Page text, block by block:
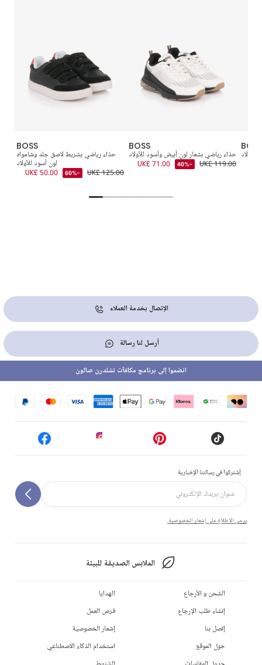
BOSS
حذاء رياضي بشريط لاصق جلد وشامواه
لون أسود للأولاد
UK£ 125.00
-60%
UK£ 50.00
BOSS
حذاء رياضي بشعار لون أبيض وأسود للأولاد
UK£ 119.00
-40%
UK£ 71.00
BOSS
الإتصال بخدمة العملاء
أرسل لنا رسالة
إشتركوا في رسالتنا الإخبارية
يرجى الاطلاع على إشعار الخصوصية.
الملابس الصديقة للبيئة
انضموا إلى برنامج مكافآت تشلدرن صالون
الشحن و الأرجاع
إنشاء طلب الإرجاع
إتصل بنا
حول الموقع
الهدايا
فرص العمل
إشعار الخصوصية
استخدام الذكاء الاصطناعي